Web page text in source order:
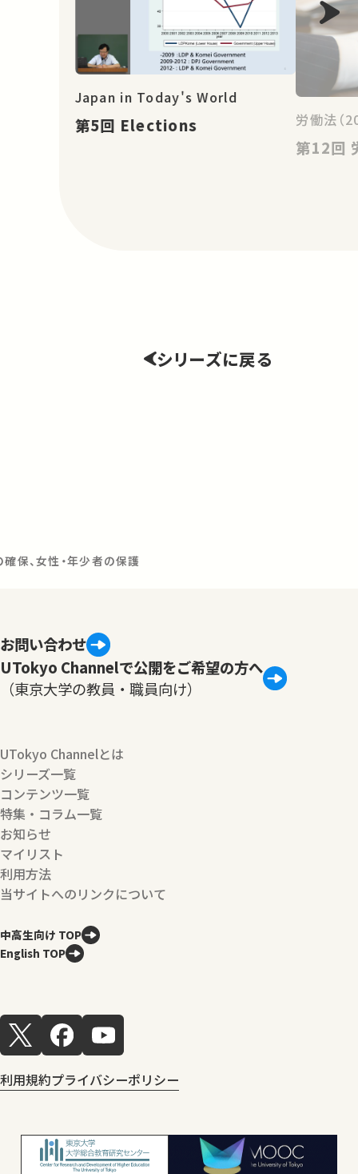
Japan in Today's World
第5回 Elections 労働法（
シリーズに戻る
保、女性・年少者の保護
お問い合わせ
UTokyo Channelで公開をご希望の方へ
（東京大学の教員・職員向け）
UTokyo Channelとは
シリーズ一覧
コンテンツ一覧
特集・コラム一覧
お知らせ
マイリスト
利用方法
当サイトへのリンクについて
中高生向け TOP
English TOP
利用規約プライバシーポリシー